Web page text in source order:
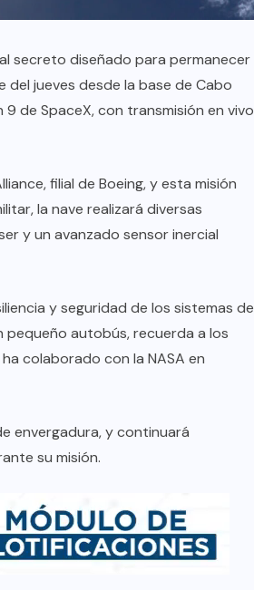
secreto diseñado para permanecer
jueves desde la base de Cabo
de SpaceX, con transmisión en vivo
filial de Boeing, y esta misión
la nave realizará diversas
y un avanzado sensor inercial
y seguridad de los sistemas de
pequeño autobús, recuerda a los
colaborado con la NASA en
envergadura, y continuará
su misión.